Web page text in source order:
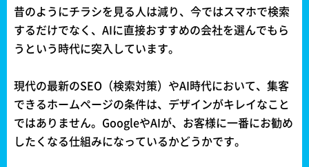
昔のようにチラシを見る人は減り、今ではスマホで検索
するだけでなく、AIに直接おすすめの会社を選んでもら
うという時代に突入しています。
現代の最新のSEO（検索対策）やAI時代において、集客
できるホームページの条件は、デザインがキレイなこと
ではありません。GoogleやAIが、お客様に一番にお勧め
したくなる仕組みになっているかどうかです。